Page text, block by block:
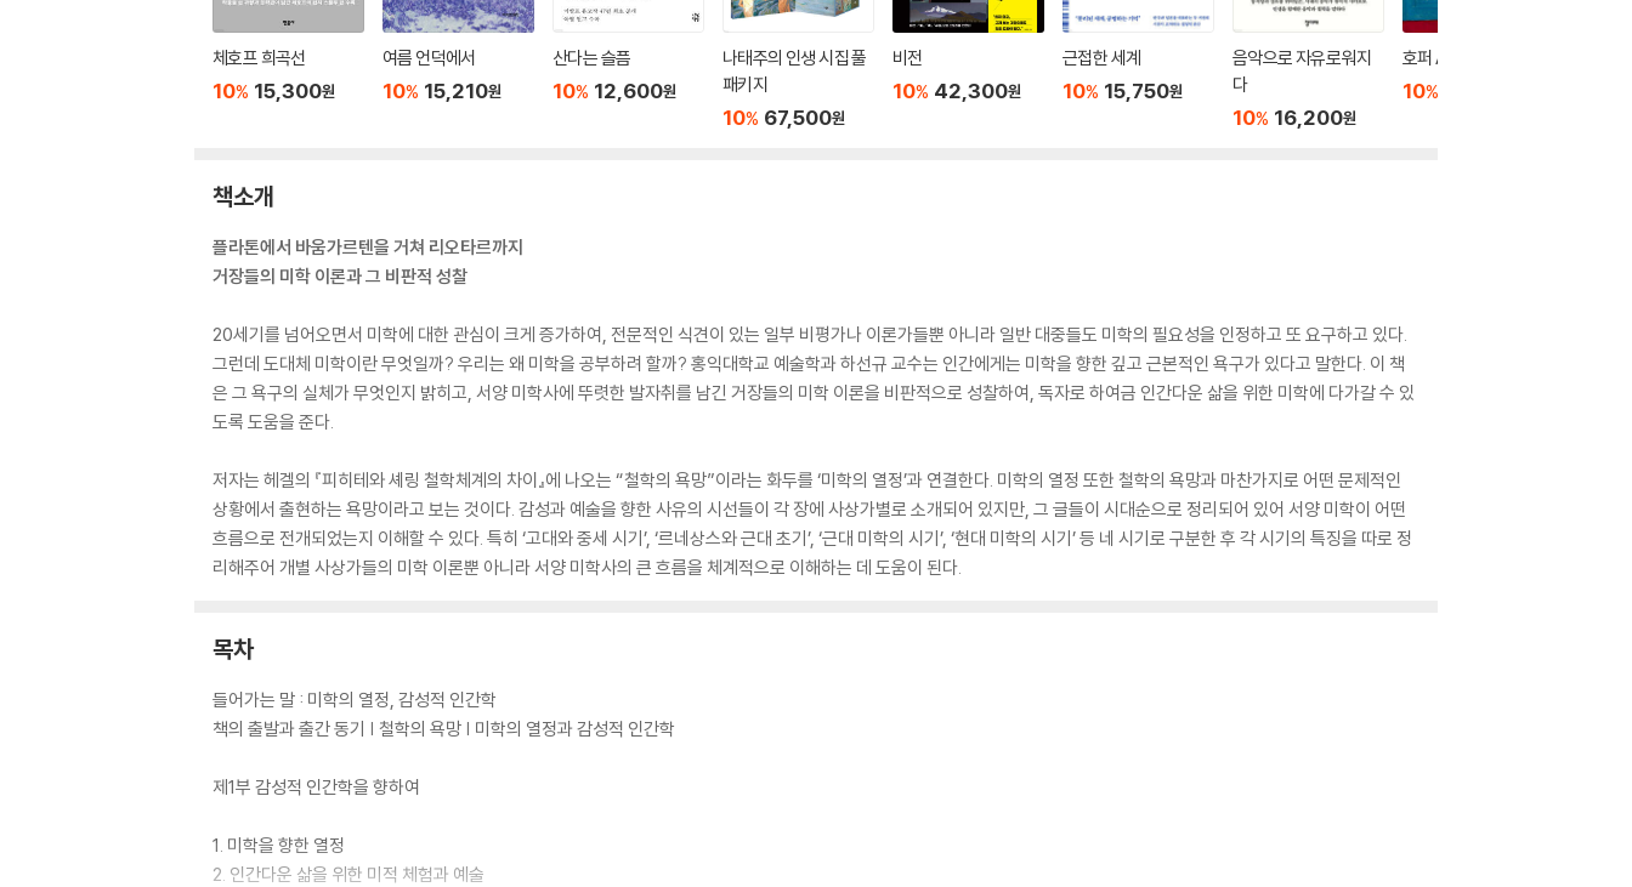
체호프 희곡선
10% 15,300원
여름 언덕에서
10% 15,210원
산다는 슬픔
10% 12,600원
나태주의 인생 시집 풀
패키지
10% 67,500원
비전
10% 42,300원
근접한 세계
10% 15,750원
음악으로 자유로워지
다
10% 16,200원
호퍼 A-Z
10%
책소개
플라톤에서 바움가르텐을 거쳐 리오타르까지
거장들의 미학 이론과 그 비판적 성찰
20세기를 넘어오면서 미학에 대한 관심이 크게 증가하여, 전문적인 식견이 있는 일부 비평가나 이론가들뿐 아니라 일반 대중들도 미학의 필요성을 인정하고 또 요구하고 있다.
그런데 도대체 미학이란 무엇일까? 우리는 왜 미학을 공부하려 할까? 홍익대학교 예술학과 하선규 교수는 인간에게는 미학을 향한 깊고 근본적인 욕구가 있다고 말한다. 이 책
은 그 욕구의 실체가 무엇인지 밝히고, 서양 미학사에 뚜렷한 발자취를 남긴 거장들의 미학 이론을 비판적으로 성찰하여, 독자로 하여금 인간다운 삶을 위한 미학에 다가갈 수 있
도록 도움을 준다.
저자는 헤겔의 『피히테와 셰링 철학체계의 차이』에 나오는 “철학의 욕망”이라는 화두를 ‘미학의 열정’과 연결한다. 미학의 열정 또한 철학의 욕망과 마찬가지로 어떤 문제적인
상황에서 출현하는 욕망이라고 보는 것이다. 감성과 예술을 향한 사유의 시선들이 각 장에 사상가별로 소개되어 있지만, 그 글들이 시대순으로 정리되어 있어 서양 미학이 어떤
흐름으로 전개되었는지 이해할 수 있다. 특히 ‘고대와 중세 시기’, ‘르네상스와 근대 초기’, ‘근대 미학의 시기’, ‘현대 미학의 시기’ 등 네 시기로 구분한 후 각 시기의 특징을 따로 정
리해주어 개별 사상가들의 미학 이론뿐 아니라 서양 미학사의 큰 흐름을 체계적으로 이해하는 데 도움이 된다.
목차
들어가는 말 : 미학의 열정, 감성적 인간학
책의 출발과 출간 동기 | 철학의 욕망 | 미학의 열정과 감성적 인간학
제1부 감성적 인간학을 향하여
1. 미학을 향한 열정
2. 인간다운 삶을 위한 미적 체험과 예술